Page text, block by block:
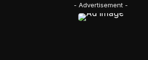
- Advertisement -